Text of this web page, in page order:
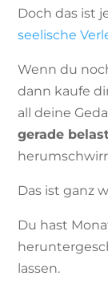
Doch das ist
seelische
Wenn du
dann kaufe
all deine
gerade
Das ist ganz
Du hast
lassen.